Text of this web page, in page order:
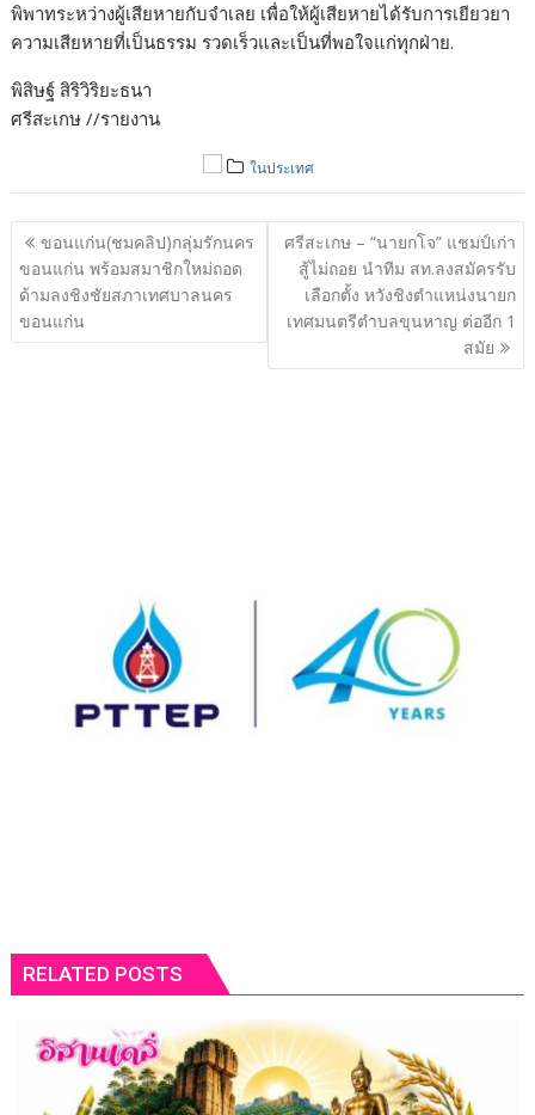
พิพาทระหว่างผู้เสียหายกับจำเลย เพื่อให้ผู้เสียหายได้รับการเยียวยา
ความเสียหายที่เป็นธรรม รวดเร็วและเป็นที่พอใจแก่ทุกฝ่าย.
พิสิษฐ์ สิริวิริยะธนา
ศรีสะเกษ //รายงาน
ในประเทศ
แนะแนว
เรื่อง
ขอนแก่น(ชมคลิป)กลุ่มรักนคร
ขอนแก่น พร้อมสมาชิกใหม่ถอด
ด้ามลงชิงชัยสภาเทศบาลนคร
ขอนแก่น
ศรีสะเกษ – “นายกโจ” แชมป์เก่า
สู้ไม่ถอย นำทีม สท.ลงสมัครรับ
เลือกตั้ง หวังชิงตำแหน่งนายก
เทศมนตรีตำบลขุนหาญ ต่ออีก 1
สมัย
RELATED POSTS